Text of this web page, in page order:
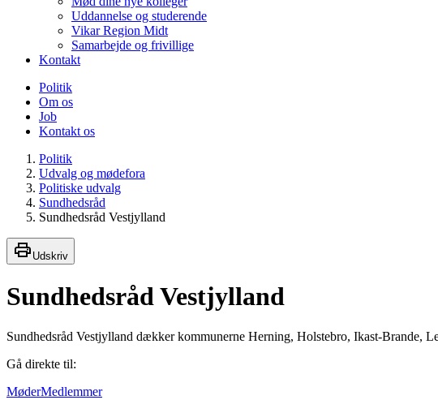
Uddannelse og studerende
Vikar Region Midt
Samarbejde og frivillige
Kontakt
Politik
Om os
Job
Kontakt os
Politik
Udvalg og mødefora
Politiske udvalg
Sundhedsråd
Sundhedsråd Vestjylland
Udskriv
Sundhedsråd Vestjylland
Sundhedsråd Vestjylland dækker kommunerne Herning, Holstebro, Ikast-Brande,
Gå direkte til:
MøderMedlemmer